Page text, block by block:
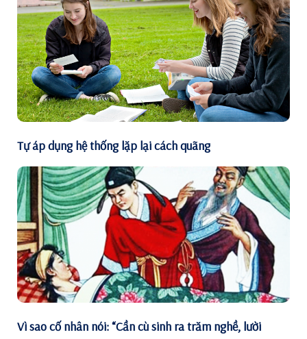
Tự áp dụng hệ thống lặp lại cách quãng
Vì sao cố nhân nói: “Cần cù sinh ra trăm nghề, lười